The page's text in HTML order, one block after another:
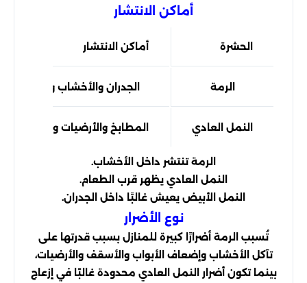
أماكن الانتشار
الحشرة أماكن الانتشار
الرمة الجدران والأخشاب والتربة
النمل العادي المطابخ والأرضيات والأسطح
الرمة تنتشر داخل الأخشاب.
النمل العادي يظهر قرب الطعام.
النمل الأبيض يعيش غالبًا داخل الجدران.
نوع الأضرار
تُسبب الرمة أضرارًا كبيرة للمنازل بسبب قدرتها على
تآكل الأخشاب وإضعاف الأبواب والأسقف والأرضيات،
بينما تكون أضرار النمل العادي محدودة غالبًا في إزعاج